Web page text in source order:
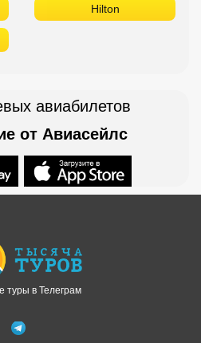
Hilton
авиабилетов
от Авиасейлс
туры в Телеграм